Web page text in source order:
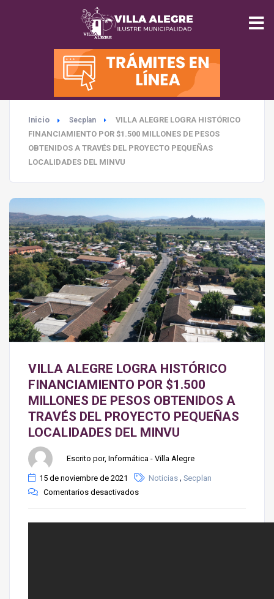
INICIO
MUNICIPALIDAD
SEGURIDAD
SALUD
TURISMO
MEDIO AMBIENTE
Inicio Secplan
VILLA ALEGRE LOGRA HISTÓRICO
FINANCIAMIENTO POR $1.500 MILLONES DE PESOS
OBTENIDOS A TRAVÉS DEL PROYECTO PEQUEÑAS
LOCALIDADES DEL MINVU
VILLA ALEGRE LOGRA HISTÓRICO
FINANCIAMIENTO POR $1.500
MILLONES DE PESOS OBTENIDOS A
TRAVÉS DEL PROYECTO PEQUEÑAS
LOCALIDADES DEL MINVU
Escrito por, Informática - Villa Alegre
15 de noviembre de 2021 Noticias , Secplan
Comentarios desactivados